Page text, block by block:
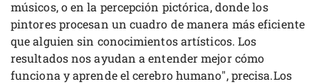
músicos, o en la percepción pictórica, donde los
pintores procesan un cuadro de manera más eficiente
que alguien sin conocimientos artísticos. Los
resultados nos ayudan a entender mejor cómo
funciona y aprende el cerebro humano", precisa.Los